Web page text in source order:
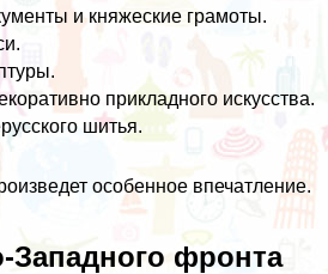
и княжеские грамоты.
прикладного искусства.
шитья.
особенное впечатление.
Западного фронта